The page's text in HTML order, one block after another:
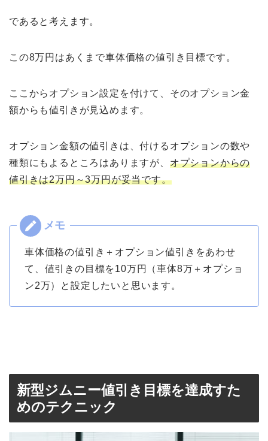
であると考えます。
この8万円はあくまで車体価格の値引き目標です。
ここからオプション設定を付けて、そのオプション金
額からも値引きが見込めます。
オプション金額の値引きは、付けるオプションの数や
種類にもよるところはありますが、 オプションからの
値引きは2万円～3万円が妥当です。
車体価格の値引き＋オプション値引きをあわせ
て、値引きの目標を10万円（車体8万＋オプショ
ン2万）と設定したいと思います。
新型ジムニー値引き目標を達成すた
めのテクニック